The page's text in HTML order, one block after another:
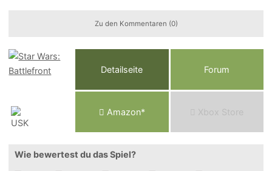
Zu den Kommentaren (0)
Detailseite Forum
Amazon* Xbox Store
Wie bewertest du das Spiel?